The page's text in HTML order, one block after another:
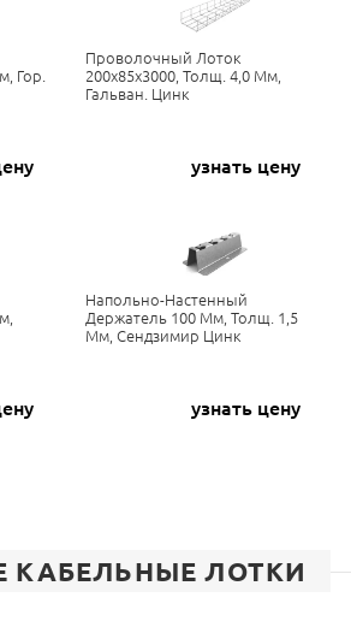
Гор.
Проволочный Лоток
200х85х3000, Толщ. 4,0 Мм,
Гальван. Цинк
узнать цену
Напольно-Настенный
Держатель 100 Мм, Толщ. 1,5
Мм, Сендзимир Цинк
узнать цену
КАБЕЛЬНЫЕ ЛОТКИ